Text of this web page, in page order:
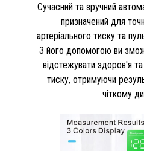
Сучасний та зручний
призначений для
артеріального тиску та
З його допомогою ви
відстежувати здоров'я
тиску, отримуючи
чіткому